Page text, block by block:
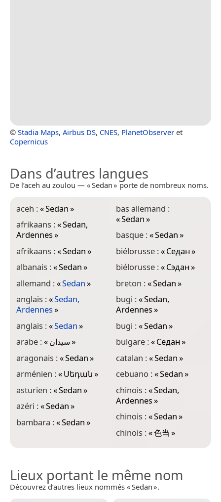
© Stadia Maps, Airbus DS, CNES, PlanetObserver et
Copernicus
Dans d’autres langues
De l’aceh au zoulou — « Sedan » porte de nombreux noms.
aceh :«Sedan»
afrikaans :«Sedan,
Ardennes»
afrikaans :«Sedan»
albanais :«Sedan»
allemand :«Sedan»
anglais :«Sedan,
Ardennes»
anglais :«Sedan»
arabe :«سيدان»
aragonais :«Sedan»
arménien :«Սեդան»
asturien :«Sedan»
azéri :«Sedan»
bambara :«Sedan»
bas allemand :
«Sedan»
basque :«Sedan»
biélorusse :«Седан»
biélorusse :«Сэдан»
breton :«Sedan»
bugi :«Sedan,
Ardennes»
bugi :«Sedan»
bulgare :«Седан»
catalan :«Sedan»
cebuano :«Sedan»
chinois :«Sedan,
Ardennes»
chinois :«Sedan»
chinois :«色当 »
Lieux portant le même nom
Découvrez d’autres lieux nommés « Sedan ».